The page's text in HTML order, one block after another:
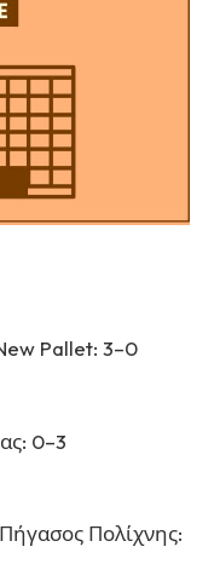
Pallet: 3–0
0–3
Πολίχνης: